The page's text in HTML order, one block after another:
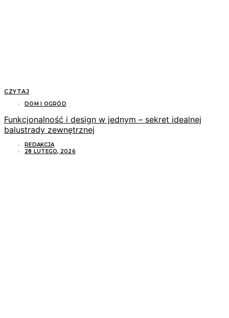
CZYTAJ
DOM I OGRÓD
Funkcjonalność i design w jednym – sekret idealnej
balustrady zewnętrznej
REDAKCJA
28 LUTEGO, 2026